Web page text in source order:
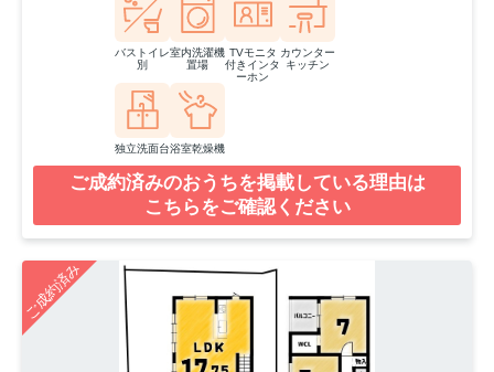
バストイレ
別
室内洗濯機
置場
TVモニタ
付きインタ
ーホン
カウンター
キッチン
独立洗面台浴室乾燥機
ご成約済みのおうちを掲載している理由は
こちらをご確認ください
ご成約済み